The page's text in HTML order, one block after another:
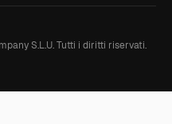
S.L.U. Tutti i diritti riservati.